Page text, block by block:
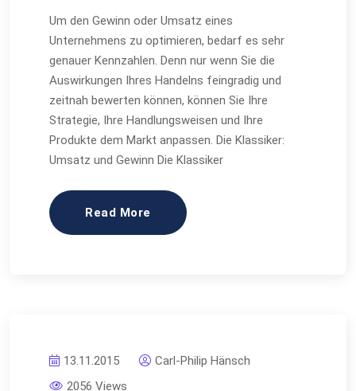
Um den Gewinn oder Umsatz eines
Unternehmens zu optimieren, bedarf es sehr
genauer Kennzahlen. Denn nur wenn Sie die
Auswirkungen Ihres Handelns feingradig und
zeitnah bewerten können, können Sie Ihre
Strategie, Ihre Handlungsweisen und Ihre
Produkte dem Markt anpassen. Die Klassiker:
Umsatz und Gewinn Die Klassiker
Read More
13.11.2015
Carl-Philip Hänsch
2056 Views